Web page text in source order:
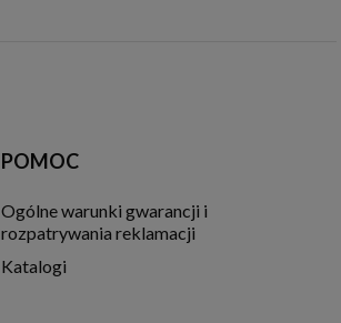
POMOC
Ogólne warunki gwarancji i
rozpatrywania reklamacji
Katalogi